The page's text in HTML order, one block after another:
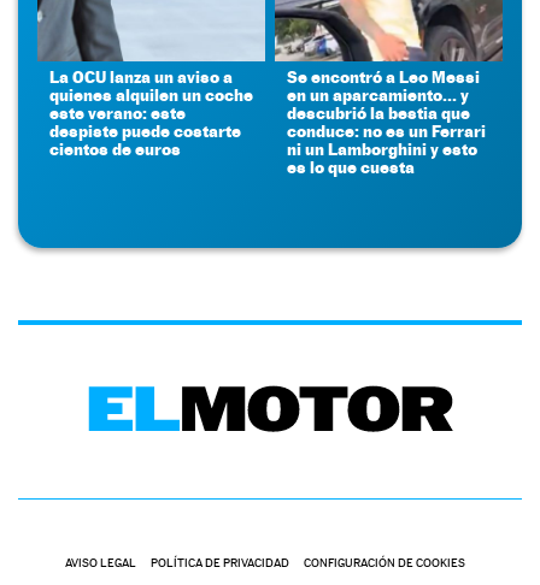
La OCU lanza un aviso a
quienes alquilen un coche
este verano: este
despiste puede costarte
cientos de euros
Se encontró a Leo Messi
en un aparcamiento... y
descubrió la bestia que
conduce: no es un Ferrari
ni un Lamborghini y esto
es lo que cuesta
AVISO LEGAL POLÍTICA DE PRIVACIDAD CONFIGURACIÓN DE COOKIES